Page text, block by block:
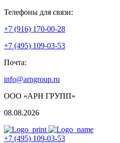
Телефоны для связи:
+7 (916) 170-00-28
+7 (495) 109-03-53
Почта:
info@arngroup.ru
ООО «АРН ГРУПП»
08.08.2026
+7 (495) 109-03-53